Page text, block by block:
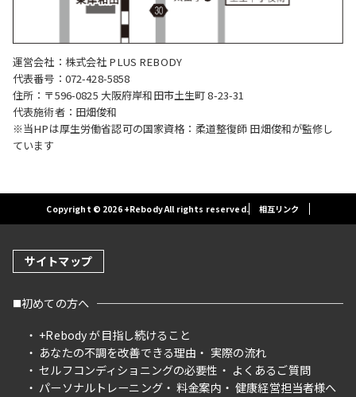
運営会社：株式会社 PLUS REBODY
代表番号：072-428-5858
住所：〒596-0825 大阪府岸和田市土生町 8-23-31
代表施術者：田畑俊和
※当HPは厚生労働省認可の国家資格：柔道整復師 田畑俊和が監修し
ています
Copyright © 2026 +Rebody All rights reserved. 相互リンク
サイトマップ
初めての方へ
+Rebody が目指し続けること
あなたの不調を改善できる理由
実際の流れ
セルフコンディショニングの必要性
よくあるご質問
パーソナルトレーニング
料金案内 健康経営担当者様へ